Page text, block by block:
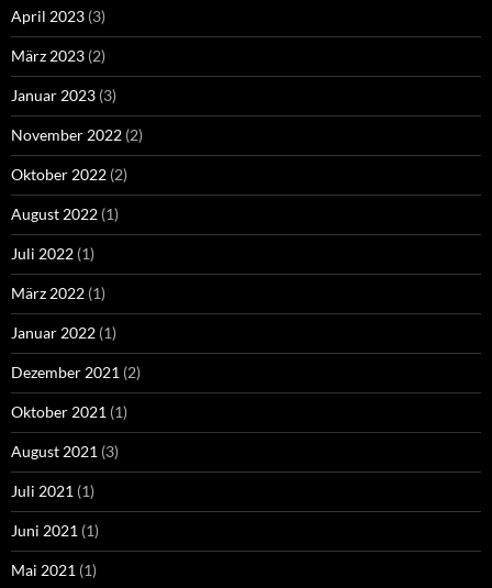
April 2023 (3)
März 2023 (2)
Januar 2023 (3)
November 2022 (2)
Oktober 2022 (2)
August 2022 (1)
Juli 2022 (1)
März 2022 (1)
Januar 2022 (1)
Dezember 2021 (2)
Oktober 2021 (1)
August 2021 (3)
Juli 2021 (1)
Juni 2021 (1)
Mai 2021 (1)